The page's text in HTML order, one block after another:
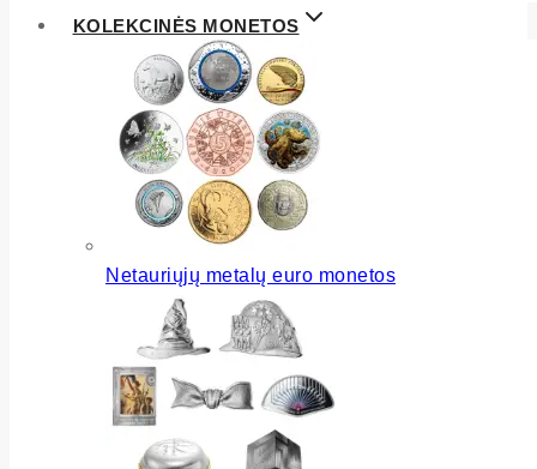
KOLEKCINĖS MONETOS
Netauriųjų metalų euro monetos